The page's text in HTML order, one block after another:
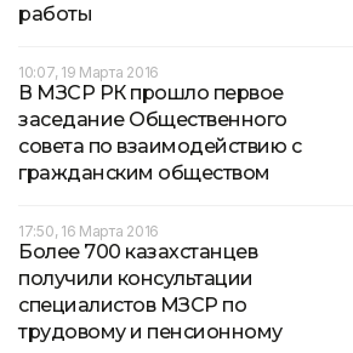
работы
10:07, 19 Марта 2016
В МЗСР РК прошло первое
заседание Общественного
совета по взаимодействию с
гражданским обществом
17:50, 16 Марта 2016
Более 700 казахстанцев
получили консультации
специалистов МЗСР по
трудовому и пенсионному